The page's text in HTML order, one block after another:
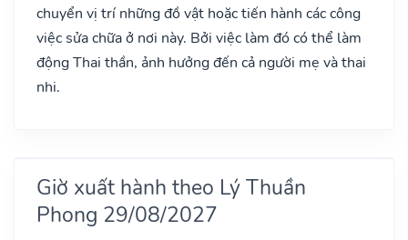
chuyển vị trí những đồ vật hoặc tiến hành các công
việc sửa chữa ở nơi này. Bởi việc làm đó có thể làm
động Thai thần, ảnh hưởng đến cả người mẹ và thai
nhi.
Giờ xuất hành theo Lý Thuần
Phong 29/08/2027